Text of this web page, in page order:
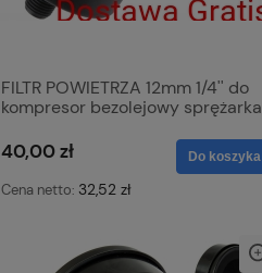
FILTR POWIETRZA 12mm 1/4'' do
kompresor bezolejowy sprężarka
1100 SBN-1500
k22,k23,k25,k26,k27,k28,k31
40,00 zł
Cena netto: 32,52 zł
Do koszyka